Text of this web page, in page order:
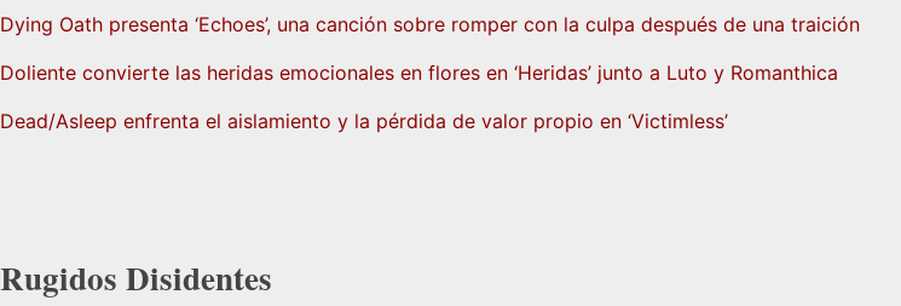
Dying Oath presenta ‘Echoes’, una canción sobre romper con la culpa después de una traición
Doliente convierte las heridas emocionales en flores en ‘Heridas’ junto a Luto y Romanthica
Dead/Asleep enfrenta el aislamiento y la pérdida de valor propio en ‘Victimless’
Rugidos Disidentes